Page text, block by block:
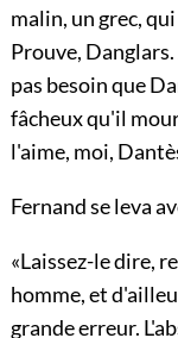
malin, un grec,
Prouve,
pas besoin que
fâcheux qu'il
l'aime, moi,
Fernand se leva
«Laissez-le dire,
homme, et
grande erreur.